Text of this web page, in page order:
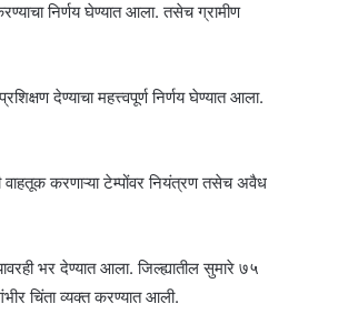
निर्णय घेण्यात आला. तसेच ग्रामीण
देण्याचा महत्त्वपूर्ण निर्णय घेण्यात आला.
वाहतूक करणाऱ्या टेम्पोंवर नियंत्रण तसेच अवैध
भर देण्यात आला. जिल्ह्यातील सुमारे ७५
चिंता व्यक्त करण्यात आली.